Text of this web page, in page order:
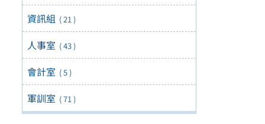
資訊組 ( 21 )
人事室 ( 43 )
會計室 ( 5 )
軍訓室 ( 71 )